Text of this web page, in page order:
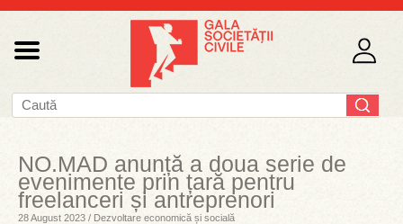
NO.MAD anunță a doua serie de
evenimente prin țară pentru
freelanceri și antreprenori
28 August 2023 / Dezvoltare economică și socială